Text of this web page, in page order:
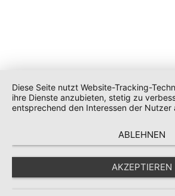
Diese Seite nutzt Website-Tracking-
ihre Dienste anzubieten, stetig zu
entsprechend den Interessen der Nutzer
ABLEHNEN
AKZEPTIEREN